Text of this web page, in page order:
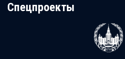
Cпецпроекты